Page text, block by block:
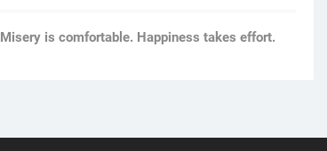
Мisery is comfortable. Happiness takes effort.